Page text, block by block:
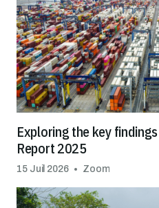
Exploring the key
Report 2025
15 Juil 2026 Zoom